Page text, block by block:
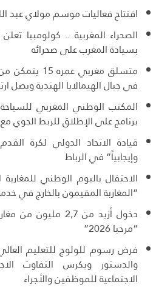
افتتاح فعاليات موسم مولاي عبد
الصحراء المغربية .. كولومبيا
بسيادة المغرب على صحرائه
في جبال الهيمالايا الهندية ويصل ارتفاعها
المكتب الوطني المغربي للسياحة
برنامج على الإطلاق للربط الجوي
قيادة الاتحاد الدولي لكرة
وإيجابياً” في الرباط
الاحتفال باليوم الوطني
“المغاربة المقيمون بالخارج في خدمة
دخول أزيد من 2,7
“مرحبا 2026”
فرض رسوم للولوج للتعليم
والدستور ويكرس التفاوت
الاجتماعية للموظفين والأجراء